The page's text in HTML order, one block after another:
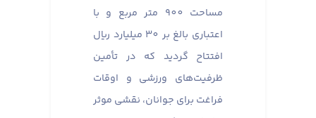
مساحت 900 متر مربع و با
اعتباری بالغ بر 30 میلیارد ریال
افتتاح گردید که در تأمین
ظرفیت‌های ورزشی و اوقات
فراغت برای جوانان، نقشی موثر